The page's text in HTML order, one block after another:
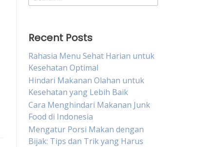
for:
Recent Posts
Rahasia Menu Sehat Harian untuk
Kesehatan Optimal
Hindari Makanan Olahan untuk
Kesehatan yang Lebih Baik
Cara Menghindari Makanan Junk
Food di Indonesia
Mengatur Porsi Makan dengan
Bijak: Tips dan Trik yang Harus